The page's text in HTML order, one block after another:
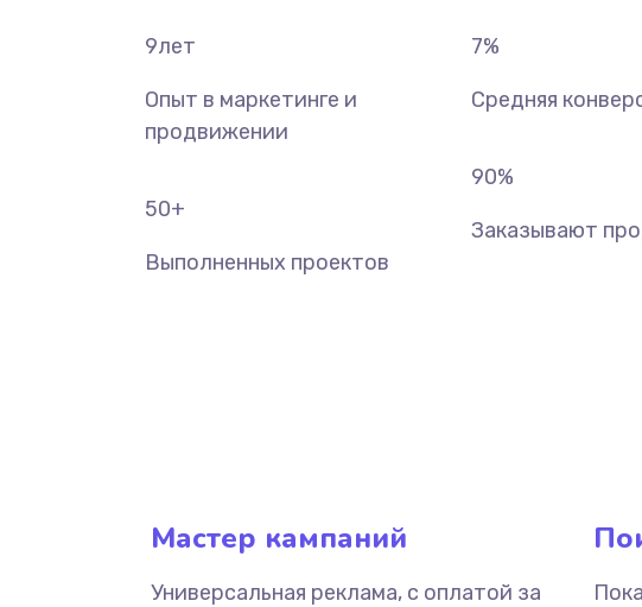
9лет
Опыт в маркетинге и
продвижении
50+
Выполненных проектов
7%
Средняя
90%
Заказывают
Мастер кампаний
Универсальная реклама, с оплатой за